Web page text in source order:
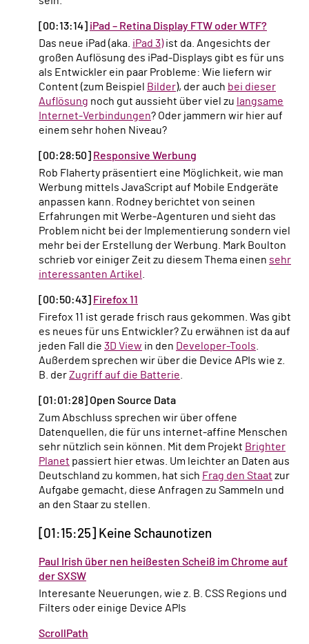
[00:13:14] iPad – Retina Display FTW oder WTF?
Das neue iPad (aka. iPad 3)ist da. Angesichts der
großen Auflösung des iPad-Displays gibt es für uns
als Entwickler ein paar Probleme: Wie liefern wir
Content (zum Beispiel
Bilder), der auch bei dieser
Auflösung noch gut aussieht über viel zu langsame
Internet-Verbindungen? Oder jammern wir hier auf
einem sehr hohen Niveau?
[00:28:50] Responsive Werbung
Rob Flaherty präsentiert eine Möglichkeit, wie man
Werbung mittels JavaScript auf Mobile Endgeräte
anpassen kann. Rodney berichtet von seinen
Erfahrungen mit Werbe-Agenturen und sieht das
Problem nicht bei der Implementierung sondern viel
mehr bei der Erstellung der Werbung. Mark Boulton
schrieb vor einiger Zeit zu diesem Thema einen sehr
interessanten Artikel
[00:50:43] Firefox 11
Firefox 11 ist gerade frisch raus gekommen. Was gibt
es neues für uns Entwickler? Zu erwähnen ist da auf
jeden Fall die 3D View in den Developer-Tools
Außerdem sprechen wir über die Device APIs wie z.
B. derZugriff auf die Batterie
[01:01:28] Open Source Data
Zum Abschluss sprechen wir über offene
Datenquellen, die für uns internet-affine Menschen
sehr nützlich sein können. Mit dem Projekt Brighter
Planet passiert hier etwas. Um leichter an Daten aus
Deutschland zu kommen, hat sich Frag den Staat zur
Aufgabe gemacht, diese Anfragen zu Sammeln und
an den Staar zu stellen.
[01:15:25] Keine Schaunotizen
Paul Irish über nen heißesten Scheiß im Chrome auf
der SXSW
Filters oder einige Device APIs
ScrollPath